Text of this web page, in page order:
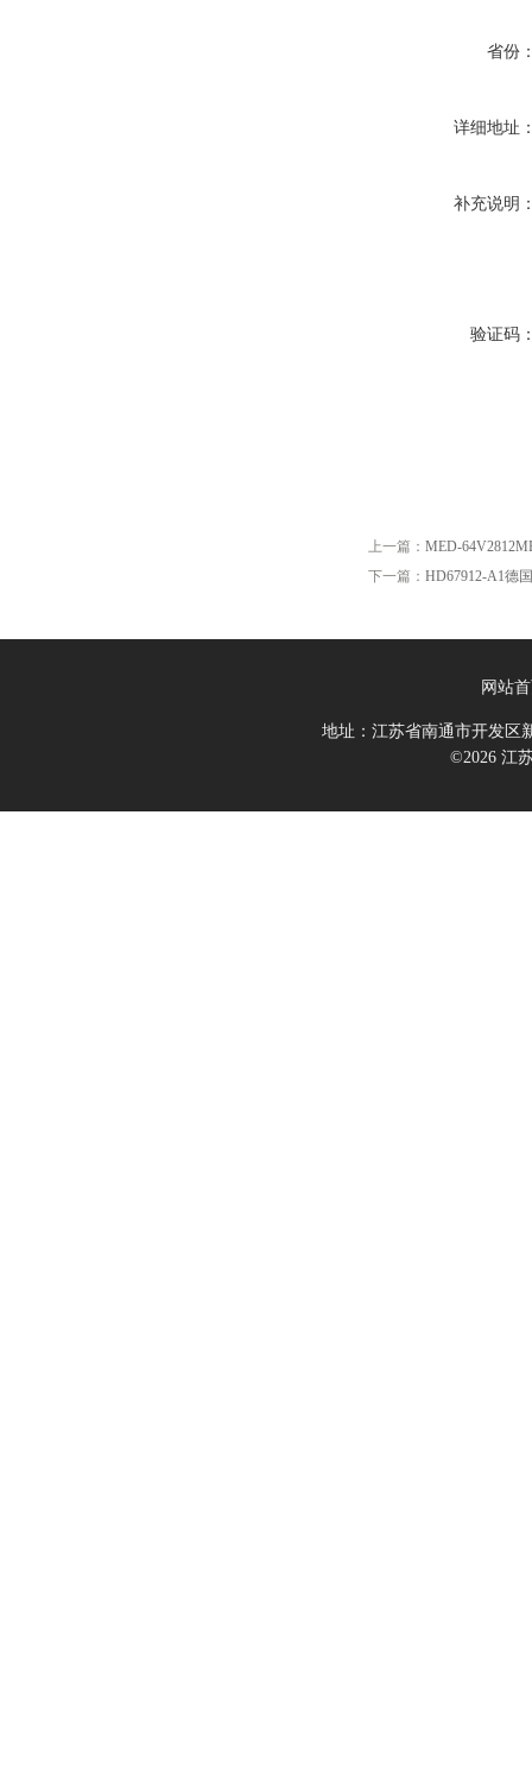
省份
详细地址
补充说明
验证码
上一篇： MED-
下一篇： HD67912-A1德
网站
地址：江苏省南通市开发区
©2026 江